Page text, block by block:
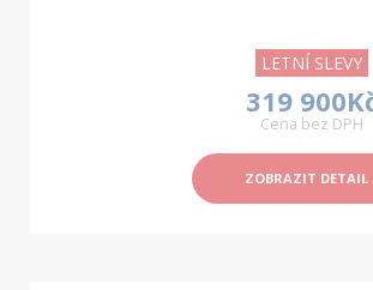
LETNÍ SLEVY
319
Cena bez DPH
ZOBRAZIT DETAIL